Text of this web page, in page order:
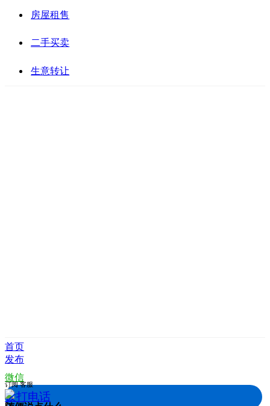
房屋租售
二手买卖
生意转让
首页
发布
微信
拨打电话
订阅 客服